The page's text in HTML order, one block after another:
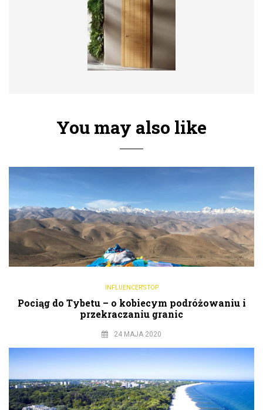
You may also like
INFLUENCER'S TOP
Pociąg do Tybetu – o kobiecym podróżowaniu i
przekraczaniu granic
24 MAJA 2020